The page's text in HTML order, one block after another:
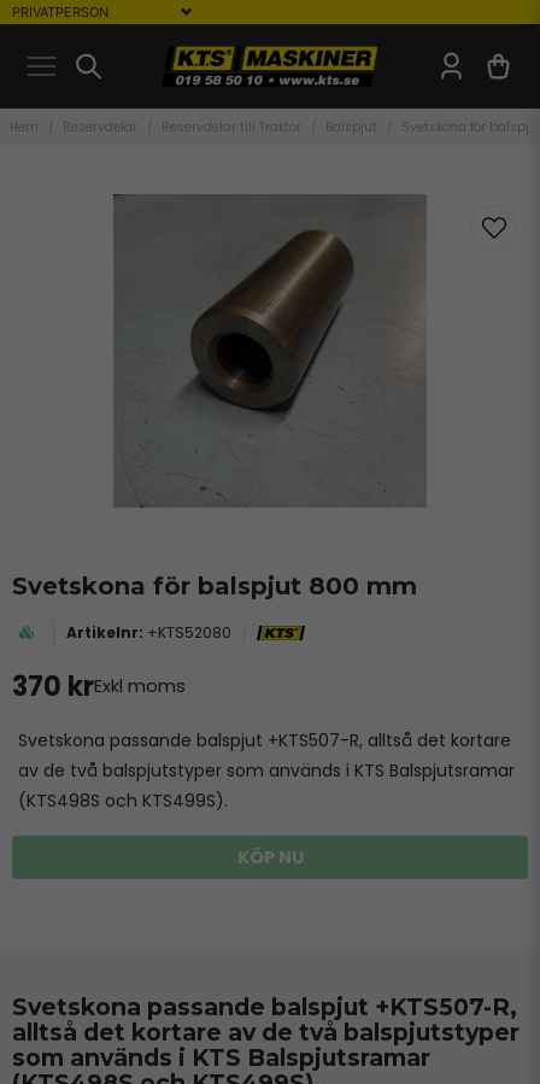
Hem Reservdelar Reservdelar till Traktor Balspjut Svetskona för
Svetskona för balspjut 800 mm
+KTS52080
370 krExkl moms
Svetskona passande balspjut +KTS507-R, alltså det kortare
av de två balspjutstyper som används i KTS Balspjutsramar
(KTS498S och KTS499S).
KÖP NU
Svetskona passande balspjut +KTS507-R,
alltså det kortare av de två balspjutstyper
som används i KTS Balspjutsramar